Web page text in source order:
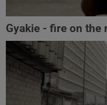
Gyakie - fire on the